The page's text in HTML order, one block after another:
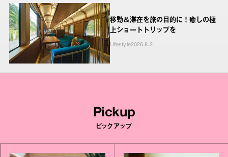
移動＆滞在を旅の目的に！癒しの極
上ショートトリップを
Lifestyle2026.8.2
Pickup
ピックアップ